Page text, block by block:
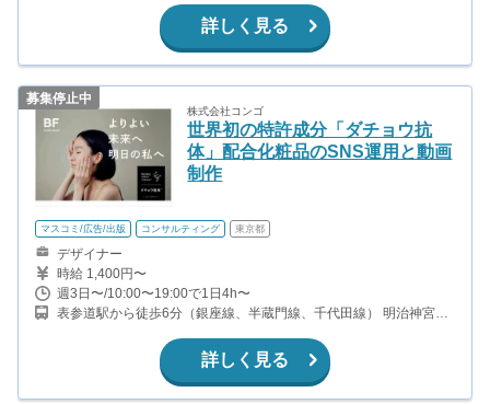
徒歩5分 JR線『上野駅・御徒町駅』より徒歩10分
詳しく見る
募集停止中
株式会社コンゴ
世界初の特許成分「ダチョウ抗
体」配合化粧品のSNS運用と動画
制作
マスコミ/広告/出版 コンサルティング 東京都
デザイナー
時給 1,400円〜
週3日〜/10:00〜19:00で1日4h〜
表参道駅から徒歩6分（銀座線、半蔵門線、千代田線） 明治神宮前
座線） 原宿駅から徒歩11分（山手線）
詳しく見る